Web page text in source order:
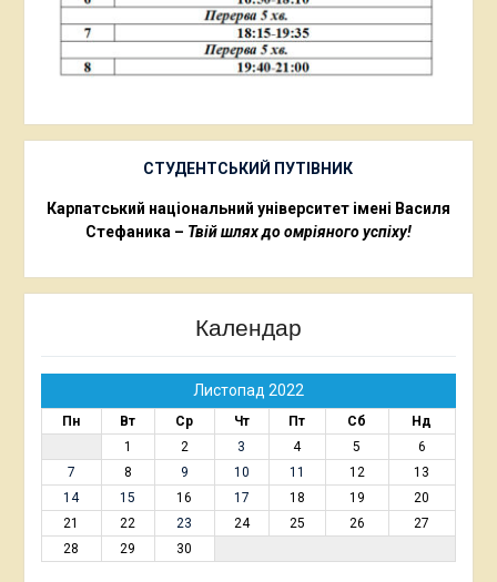
СТУДЕНТСЬКИЙ ПУТІВНИК
Карпатський національний університет імені Василя
Стефаника – Твій шлях до омріяного успіху!
Календар
Листопад 2022
Пн Вт Ср Чт Пт Сб
Нд
1
2 3 4 5
6
7
8 9 10 11 12
13
14
15 16 17 18 19
20
21
22 23 24 25 26
27
28
29 30